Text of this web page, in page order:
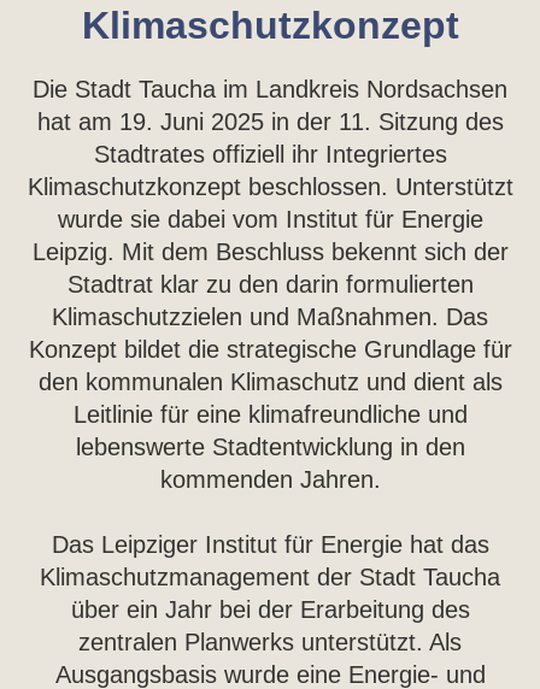
Klimaschutzkonzept
Die Stadt Taucha im Landkreis Nordsachsen
hat am 19. Juni 2025 in der 11. Sitzung des
Stadtrates offiziell ihr Integriertes
Klimaschutzkonzept beschlossen. Unterstützt
wurde sie dabei vom Institut für Energie
Leipzig. Mit dem Beschluss bekennt sich der
Stadtrat klar zu den darin formulierten
Klimaschutzzielen und Maßnahmen. Das
Konzept bildet die strategische Grundlage für
den kommunalen Klimaschutz und dient als
Leitlinie für eine klimafreundliche und
lebenswerte Stadtentwicklung in den
kommenden Jahren.
Das Leipziger Institut für Energie hat das
Klimaschutzmanagement der Stadt Taucha
über ein Jahr bei der Erarbeitung des
zentralen Planwerks unterstützt. Als
Ausgangsbasis wurde eine Energie- und